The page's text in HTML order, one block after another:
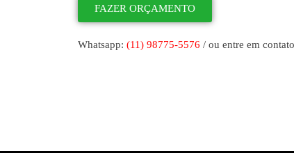
FAZER ORÇAMENTO
Whatsapp: (11) 98775-5576 / ou entre em